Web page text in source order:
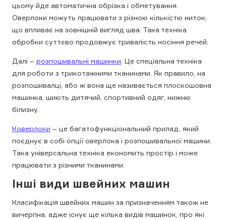
цьому йде автоматична обрізка і обметування.
Оверлоки можуть працювати з різною кількістю ниток,
що впливає на зовнішній вигляд шва. Така техніка
обробки суттєво продовжує тривалість носіння речей.
Далі – розпошивальні машинки . Це спеціальна техніка
для роботи з трикотажними тканинами. Як правило, на
розпошивалці, або ж вона ще називається плоскошовна
машинка, шиють дитячий, спортивний одяг, нижню
білизну.
Коверлоки – це багатофункціональний прилад, який
поєднує в собі опції оверлока і розпошивальної машини.
Така універсальна техніка економить простір і може
працювати з різними тканинами.
Інші види швейних машин
Класифікація швейних машин за призначенням також не
вичерпна, адже існує ще кілька видів машинок, про які